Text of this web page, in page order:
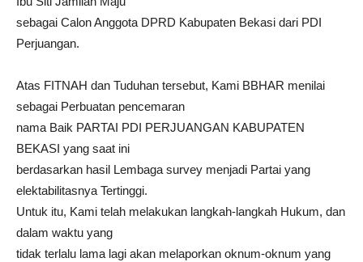
sebagai Calon Anggota DPRD Kabupaten Bekasi dari PDI
Perjuangan.
Atas FITNAH dan Tuduhan tersebut, Kami BBHAR menilai
sebagai Perbuatan pencemaran
nama Baik PARTAI PDI PERJUANGAN KABUPATEN
BEKASI yang saat ini
berdasarkan hasil Lembaga survey menjadi Partai yang
elektabilitasnya Tertinggi.
Untuk itu, Kami telah melakukan langkah-langkah Hukum, dan
dalam waktu yang
tidak terlalu lama lagi akan melaporkan oknum-oknum yang